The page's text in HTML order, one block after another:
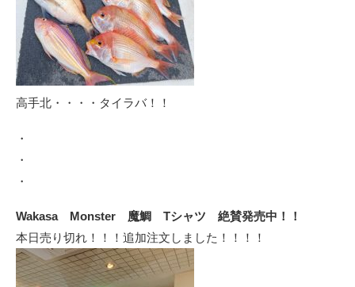
高手北・・・・タイラバ！！
・
・
・
Wakasa Monster 魔鯛 Tシャツ 絶賛発売中！！
本日売り切れ！！！追加注文しました！！！！